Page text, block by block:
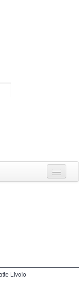
Livolo